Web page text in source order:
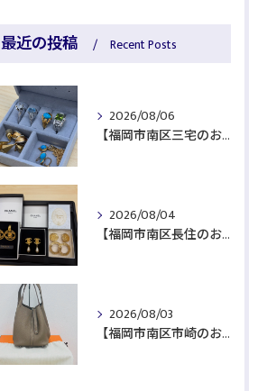
最近の投稿 Recent Posts
2026/08/06
【福岡市南区三宅のお客様より貴金属をお買取】
2026/08/04
【福岡市南区長住のお客様よりブランド品をお買取】
2026/08/03
【福岡市南区市崎のお客様よりブランド品をお買取】